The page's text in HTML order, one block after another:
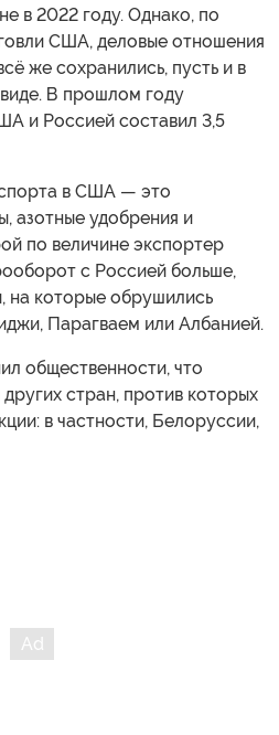
в 2022 году. Однако, по
США, деловые отношения
же сохранились, пусть и в
В прошлом году
и Россией составил 3,5
в США — это
азотные удобрения и
по величине экспортер
с Россией больше,
на которые обрушились
Парагваем или Албанией.
общественности, что
стран, против которых
в частности, Белоруссии,